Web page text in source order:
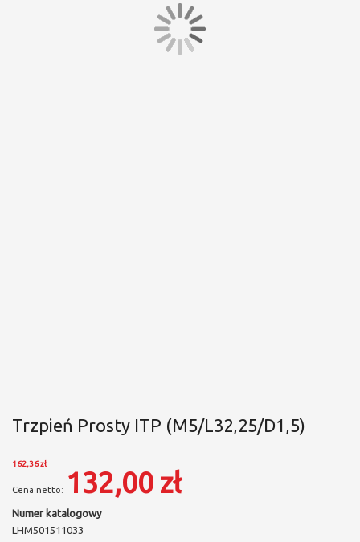
Trzpień Prosty ITP (M5/L32,25/D1,5)
162,36 zł
132,00 zł
Numer katalogowy
LHM501511033